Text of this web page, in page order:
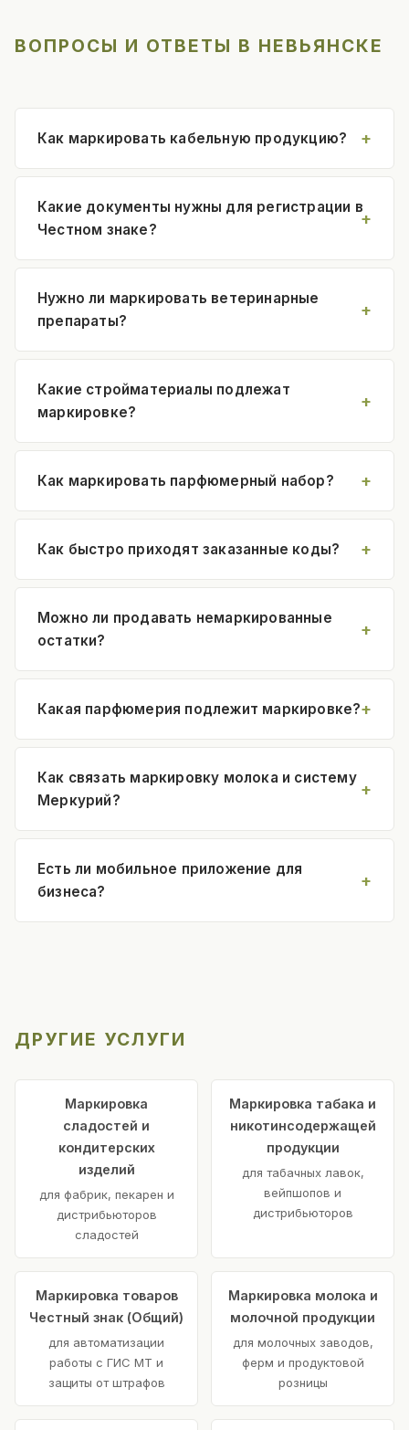
ВОПРОСЫ И ОТВЕТЫ В НЕВЬЯНСКЕ
Как маркировать кабельную продукцию?
Какие документы нужны для регистрации в
Честном знаке?
Нужно ли маркировать ветеринарные
препараты?
Какие стройматериалы подлежат
маркировке?
Как маркировать парфюмерный набор?
Как быстро приходят заказанные коды?
Можно ли продавать немаркированные
остатки?
Какая парфюмерия подлежит маркировке?
Как связать маркировку молока и систему
Меркурий?
Есть ли мобильное приложение для
бизнеса?
ДРУГИЕ УСЛУГИ
Маркировка
сладостей и
кондитерских
изделий
для фабрик, пекарен и
дистрибьюторов
сладостей
Маркировка табака и
никотинсодержащей
продукции
для табачных лавок,
вейпшопов и
дистрибьюторов
Маркировка товаров
Честный знак (Общий)
для автоматизации
работы с ГИС МТ и
защиты от штрафов
Маркировка молока и
молочной продукции
для молочных заводов,
ферм и продуктовой
розницы